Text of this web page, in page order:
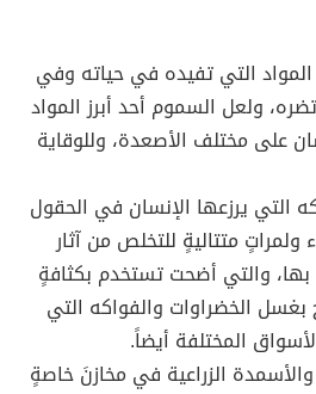
التي تفيده في حياته وفي
ولعل السموم أحد أبرز المواد
على مختلف الأصعدة، وللوقاية
التي يرزعها الإنسان في الحقول
ولمراتٍ متتاليةٍ للتخلص من آثار
بها، والتي أضحت تستخدم بكثافةٍ
الخضراوات والفواكه التي
المختلفة أيضاً.
الزراعية في مخازنَ خاصةٍ